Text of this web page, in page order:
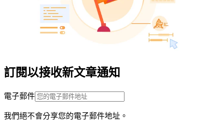
訂閱以接收新文章通知
電子郵件
我們絕不會分享您的電子郵件地址。